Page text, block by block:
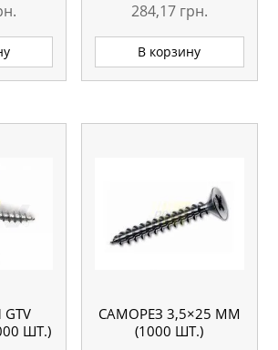
284,17 грн.
В корзину
ШТ.)
САМОРЕЗ 3,5×25 ММ
(1000 ШТ.)